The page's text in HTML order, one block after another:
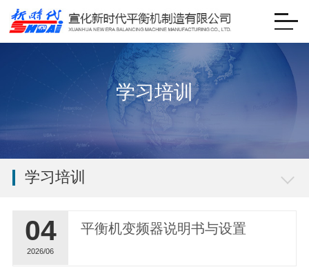
学习培训
学习培训
04
2026/06
平衡机变频器说明书与设置